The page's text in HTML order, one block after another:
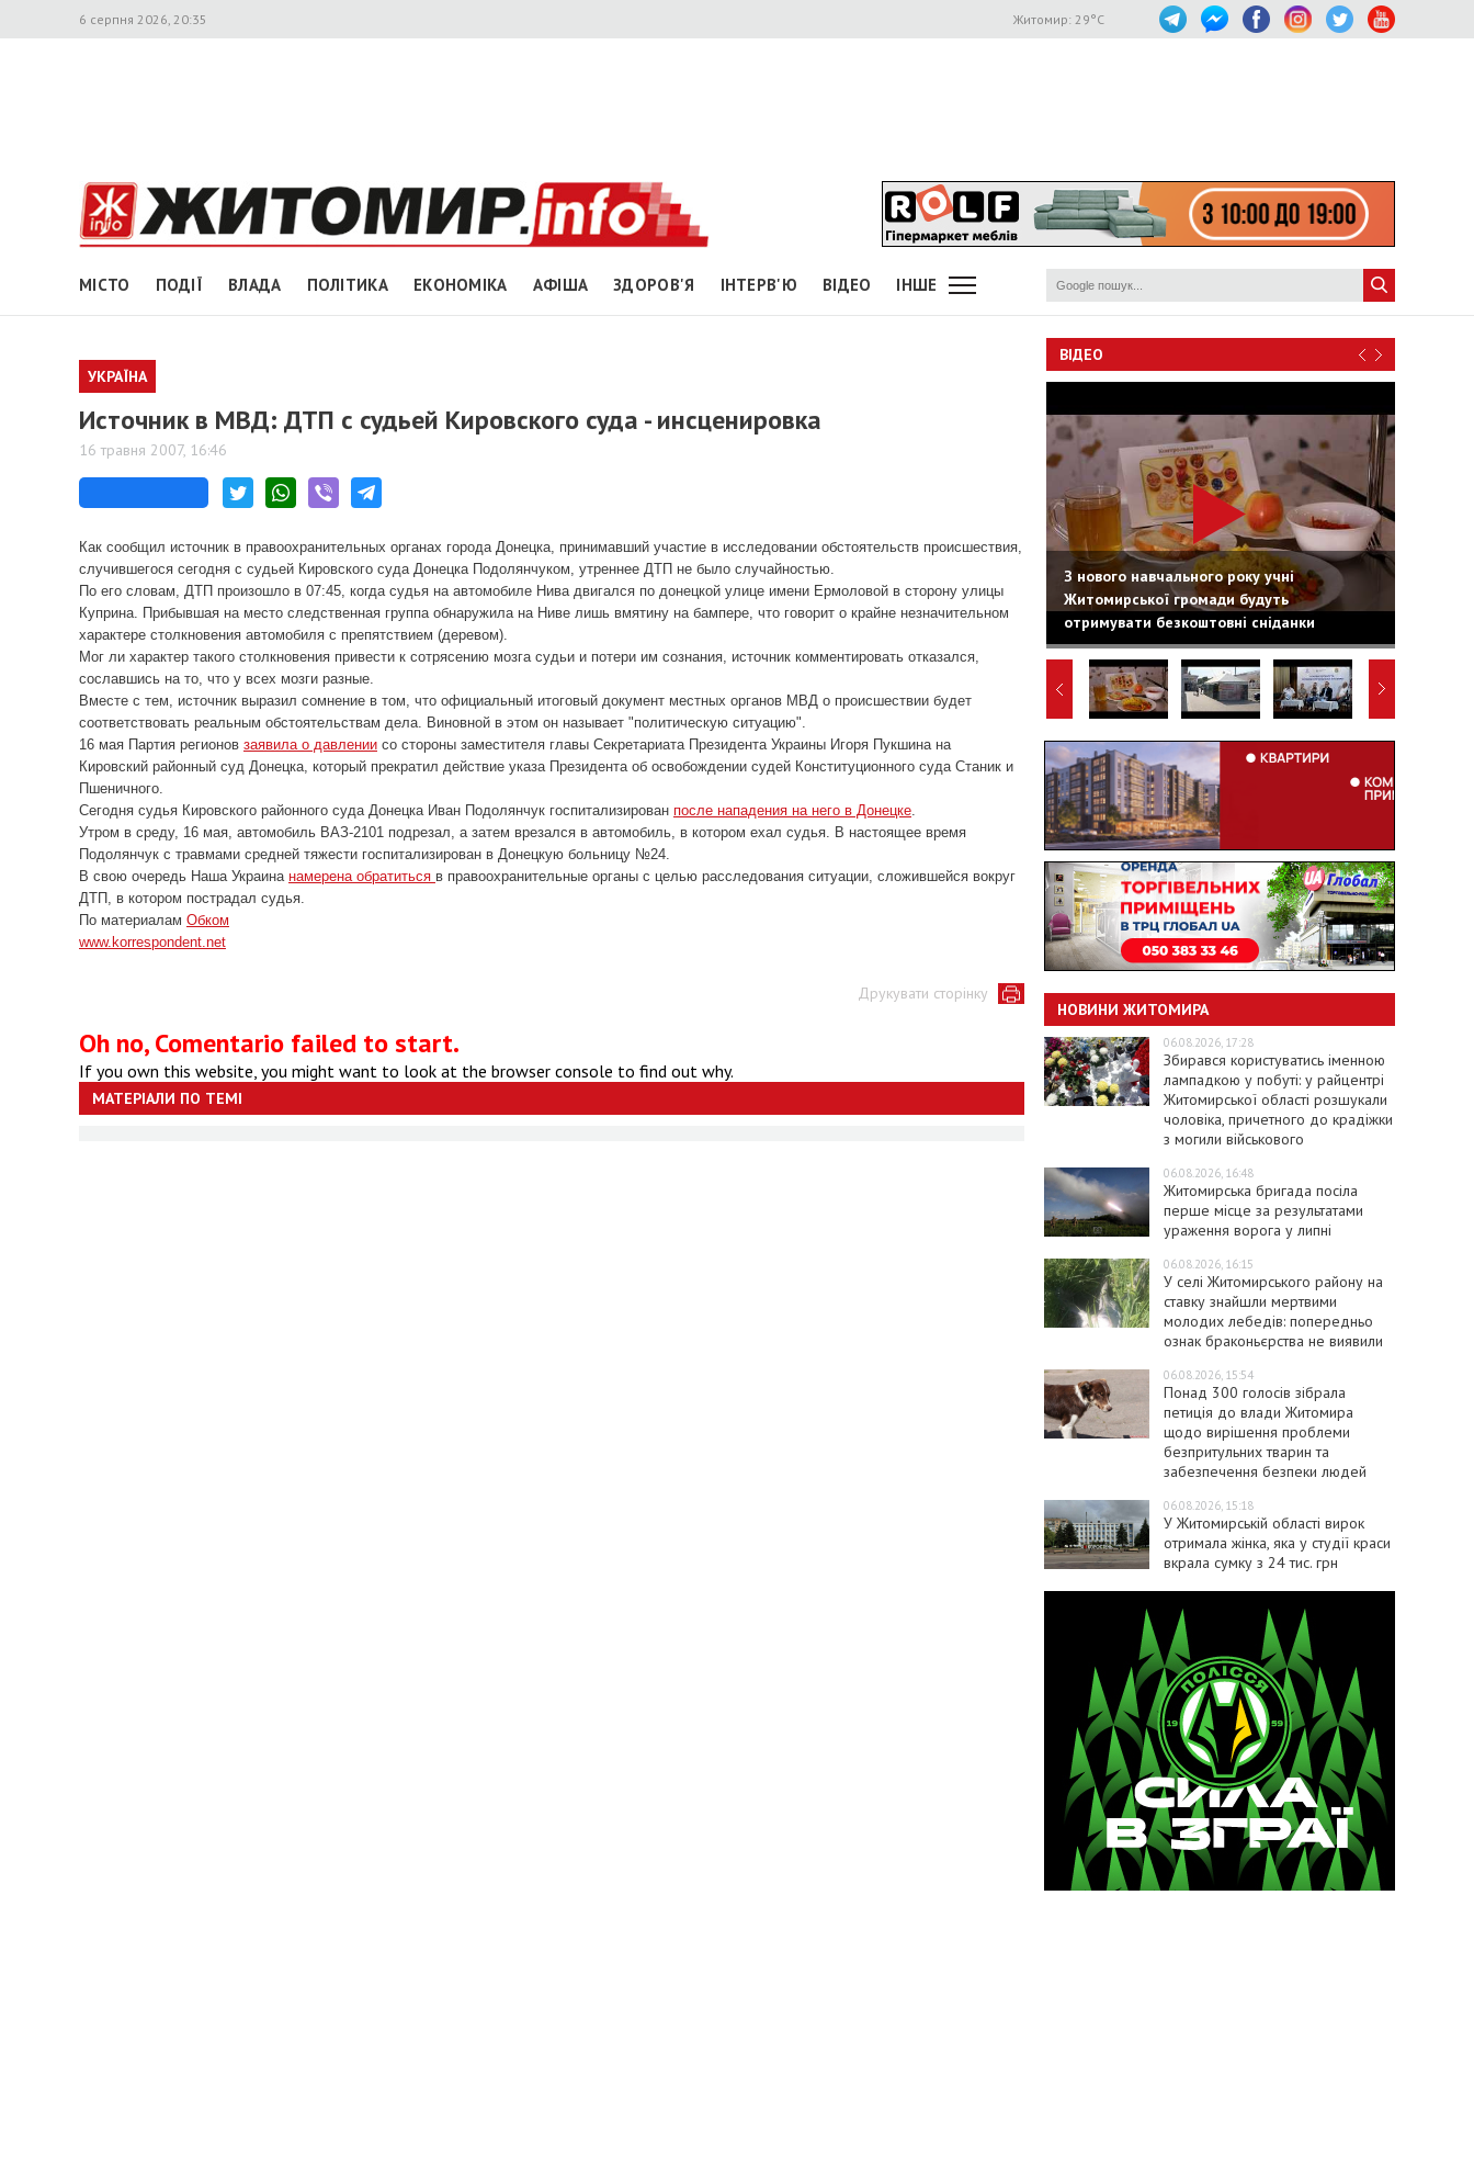
6 серпня 2026, 20:35 Житомир: 29°C
МІСТО ПОДІЇ ВЛАДА ПОЛІТИКА ЕКОНОМІКА АФІША ЗДОРОВ'Я ІНТЕРВ'Ю ВІДЕО ІНШЕ
УКРАЇНА
Источник в МВД: ДТП с судьей Кировского суда - инсценировка
16 травня 2007, 16:46
Как сообщил источник в правоохранительных органах города Донецка, принимавший участие в исследовании обстоятельств происшествия,
случившегося сегодня с судьей Кировского суда Донецка Подолянчуком, утреннее ДТП не было случайностью.
По его словам, ДТП произошло в 07:45, когда судья на автомобиле Нива двигался по донецкой улице имени Ермоловой в сторону улицы
Куприна. Прибывшая на место следственная группа обнаружила на Ниве лишь вмятину на бампере, что говорит о крайне незначительном
характере столкновения автомобиля с препятствием (деревом).
Мог ли характер такого столкновения привести к сотрясению мозга судьи и потери им сознания, источник комментировать отказался,
сославшись на то, что у всех мозги разные.
Вместе с тем, источник выразил сомнение в том, что официальный итоговый документ местных органов МВД о происшествии будет
соответствовать реальным обстоятельствам дела. Виновной в этом он называет "политическую ситуацию".
16 мая Партия регионов заявила о давлении со стороны заместителя главы Секретариата Президента Украины Игоря Пукшина на
Кировский районный суд Донецка, который прекратил действие указа Президента об освобождении судей Конституционного суда Станик и
Пшеничного.
Сегодня судья Кировского районного суда Донецка Иван Подолянчук госпитализирован после нападения на него в Донецке.
Утром в среду, 16 мая, автомобиль ВАЗ-2101 подрезал, а затем врезался в автомобиль, в котором ехал судья. В настоящее время
Подолянчук с травмами средней тяжести госпитализирован в Донецкую больницу №24.
В свою очередь Наша Украина намерена обратиться в правоохранительные органы с целью расследования ситуации, сложившейся вокруг
ДТП, в котором пострадал судья.
По материалам Обком
www.korrespondent.net
Друкувати сторінку
Oh no, Comentario failed to start.
If you own this website, you might want to look at the browser console to find out why.
МАТЕРІАЛИ ПО ТЕМІ
ВІДЕО
З нового навчального року учні
Житомирської громади будуть
отримувати безкоштовні сніданки
НОВИНИ ЖИТОМИРА
06.08.2026, 17:28
Збирався користуватись іменною
лампадкою у побуті: у райцентрі
Житомирської області розшукали
чоловіка, причетного до крадіжки
з могили військового
06.08.2026, 16:48
Житомирська бригада посіла
перше місце за результатами
ураження ворога у липні
06.08.2026, 16:15
У селі Житомирського району на
ставку знайшли мертвими
молодих лебедів: попередньо
ознак браконьєрства не виявили
06.08.2026, 15:54
Понад 300 голосів зібрала
петиція до влади Житомира
щодо вирішення проблеми
безпритульних тварин та
забезпечення безпеки людей
06.08.2026, 15:18
У Житомирській області вирок
отримала жінка, яка у студії краси
вкрала сумку з 24 тис. грн